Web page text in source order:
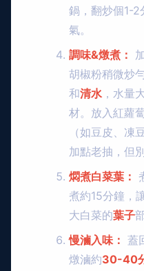
鍋，翻炒個1-2
氣。
調味&燉煮：
胡椒粉稍微炒
和清水 ，水量
材。放入紅蘿
（如豆皮、凍
加點老抽，但
燜煮白菜葉：
煮約15分鐘，
大白菜的葉子
慢滷入味： 蓋
燉滷約30-40